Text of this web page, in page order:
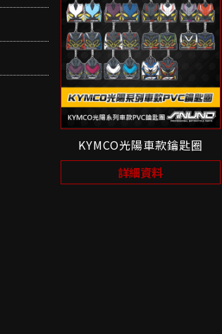
KYMCO光陽車款鑰匙圈
詳細資料